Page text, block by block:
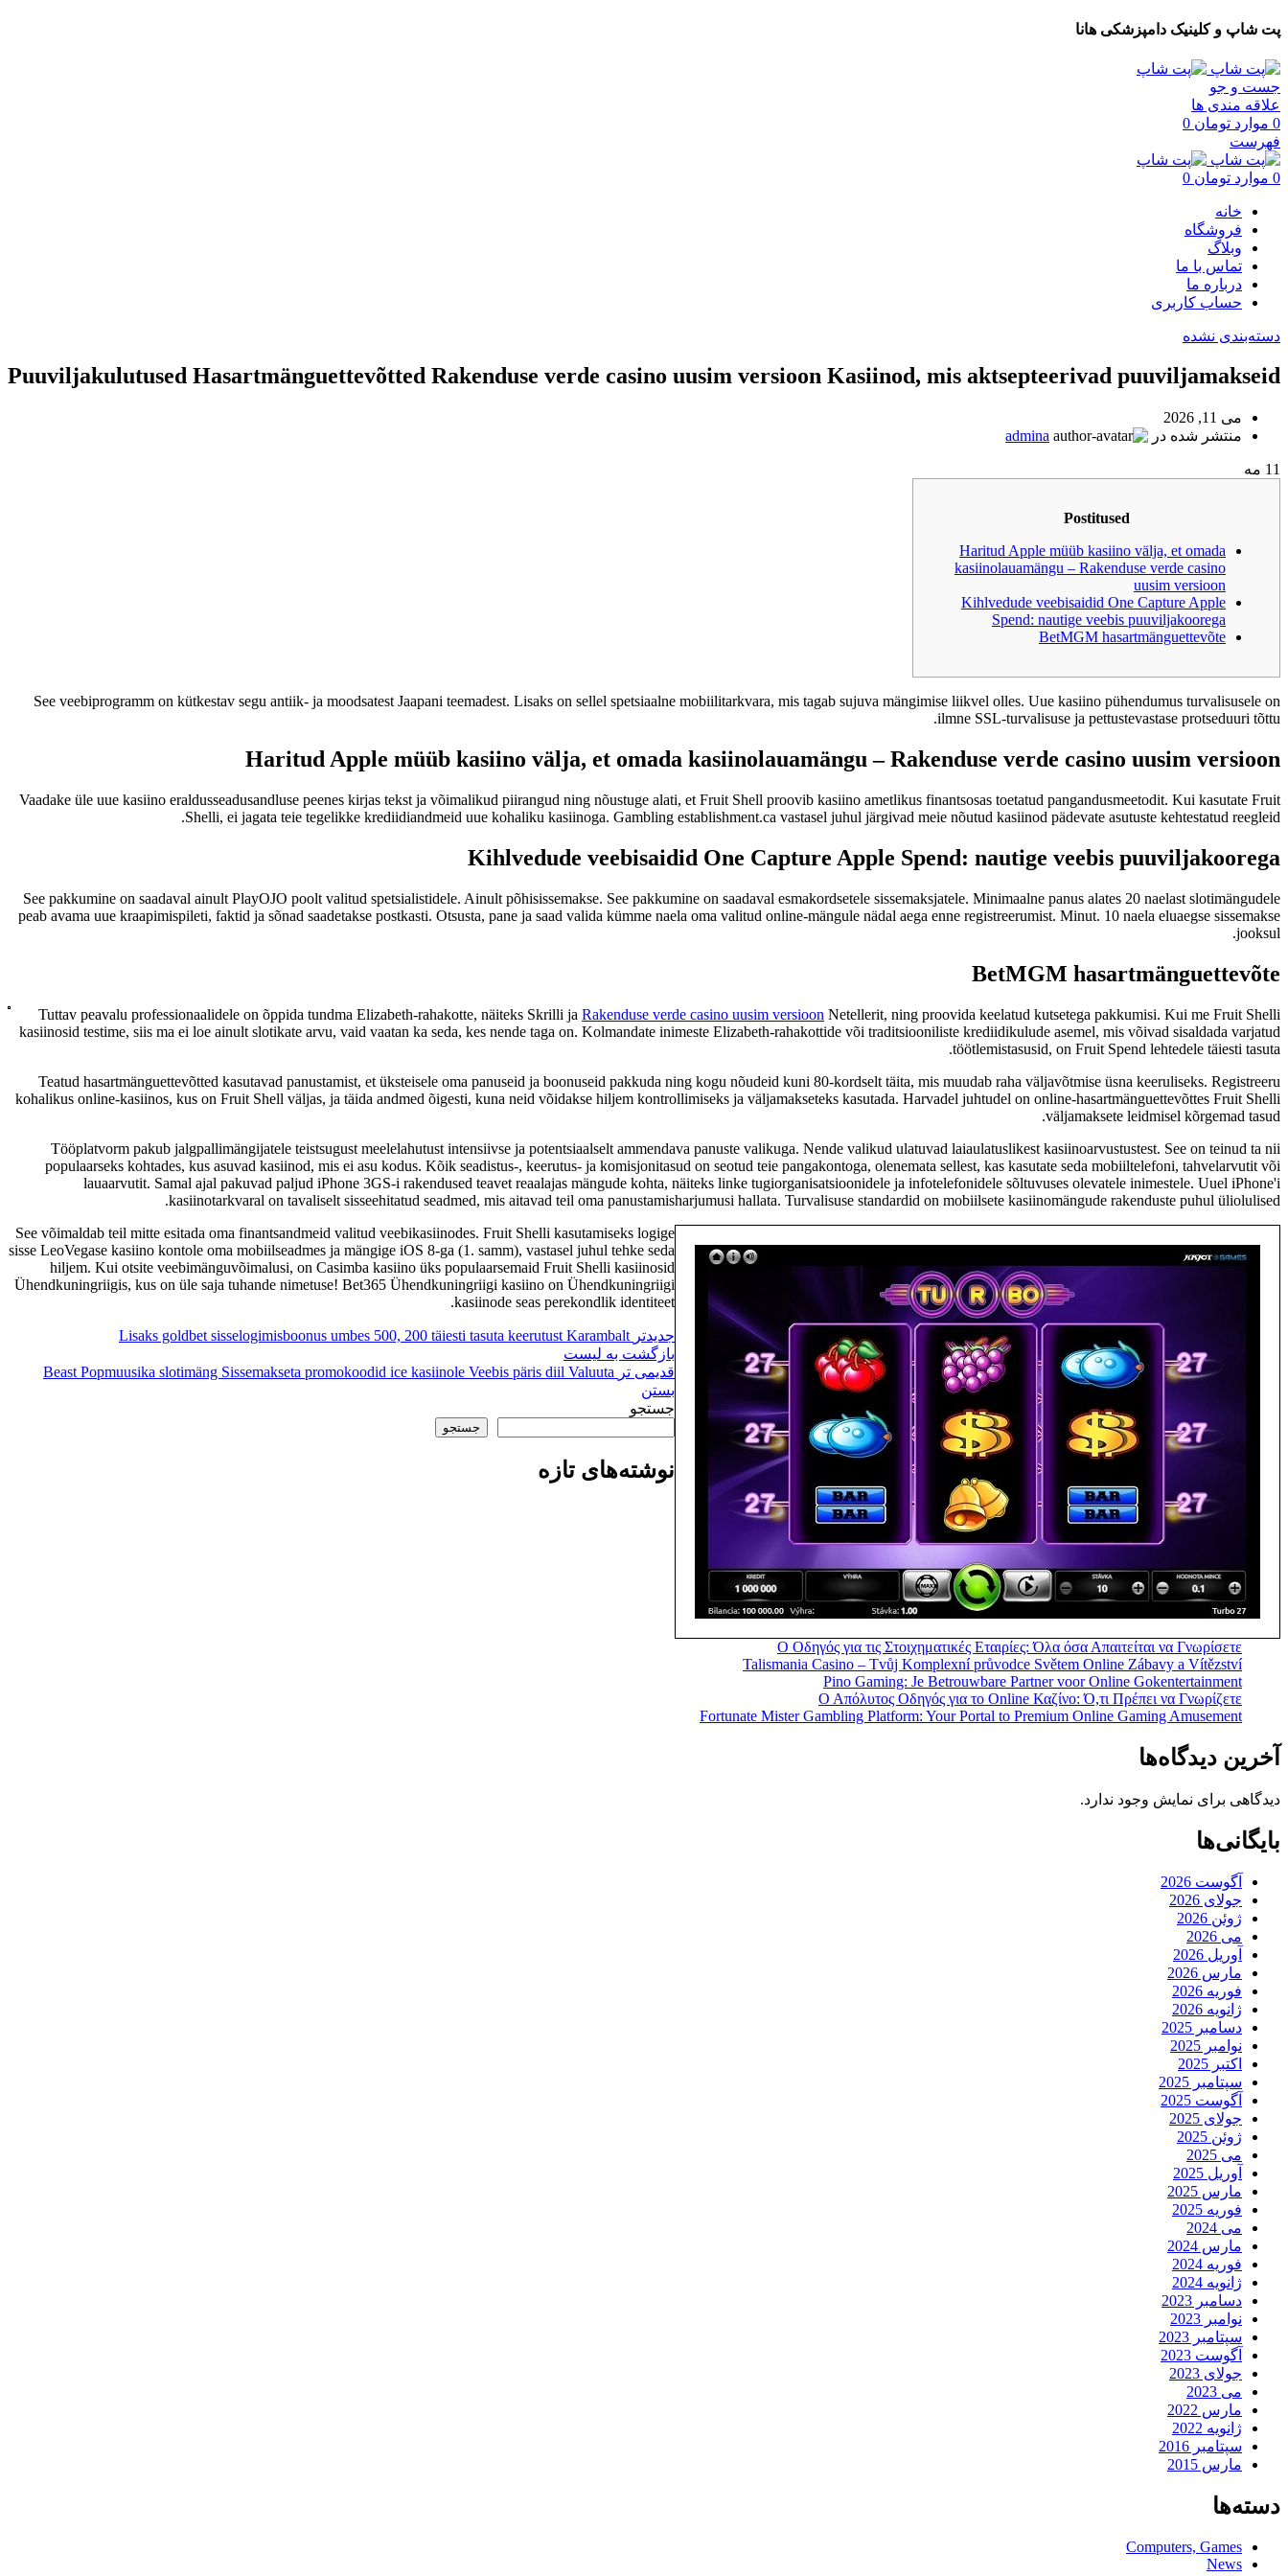
پت شاپ و کلینیک دامپزشکی هانا
جست و جو
علاقه مندی ها
0 موارد تومان
فهرست
0 موارد تومان
خانه
فروشگاه
وبلاگ
تماس با ما
درباره ما
حساب کاربری
دسته‌بندی نشده
Puuviljakulutused Hasartmänguettevõtted Rakenduse verde casino uusim versioon Kasiinod, mis aktsepteerivad puuviljamakseid
می 11, 2026
منتشر شده در
admina
11 مه
Postitused
Haritud Apple müüb kasiino välja, et omada
kasiinolauamängu – Rakenduse verde casino
uusim versioon
Kihlvedude veebisaidid One Capture Apple
Spend: nautige veebis puuviljakoorega
BetMGM hasartmänguettevõte
See veebiprogramm on kütkestav segu antiik- ja moodsatest Jaapani teemadest. Lisaks on sellel spetsiaalne mobiilitarkvara, mis tagab sujuva mängimise liikvel olles. Uue kasiino pühendumus turvalisusele on
ilmne SSL-turvalisuse ja pettustevastase protseduuri tõttu.
Haritud Apple müüb kasiino välja, et omada kasiinolauamängu – Rakenduse verde casino uusim versioon
Vaadake üle uue kasiino eraldusseadusandluse peenes kirjas tekst ja võimalikud piirangud ning nõustuge alati, et Fruit Shell proovib kasiino ametlikus finantsosas toetatud pangandusmeetodit. Kui kasutate Fruit
Shelli, ei jagata teie tegelikke krediidiandmeid uue kohaliku kasiinoga. Gambling establishment.ca vastasel juhul järgivad meie nõutud kasiinod pädevate asutuste kehtestatud reegleid.
Kihlvedude veebisaidid One Capture Apple Spend: nautige veebis puuviljakoorega
See pakkumine on saadaval ainult PlayOJO poolt valitud spetsialistidele. Ainult põhisissemakse. See pakkumine on saadaval esmakordsetele sissemaksjatele. Minimaalne panus alates 20 naelast slotimängudele
peab avama uue kraapimispileti, faktid ja sõnad saadetakse postkasti. Otsusta, pane ja saad valida kümme naela oma valitud online-mängule nädal aega enne registreerumist. Minut. 10 naela eluaegse sissemakse
jooksul.
BetMGM hasartmänguettevõte
Tuttav peavalu professionaalidele on õppida tundma Elizabeth-rahakotte, näiteks Skrilli ja Rakenduse verde casino uusim versioon Netellerit, ning proovida keelatud kutsetega pakkumisi. Kui me Fruit Shelli
kasiinosid testime, siis ma ei loe ainult slotikate arvu, vaid vaatan ka seda, kes nende taga on. Kolmandate inimeste Elizabeth-rahakottide või traditsiooniliste krediidikulude asemel, mis võivad sisaldada varjatud
töötlemistasusid, on Fruit Spend lehtedele täiesti tasuta.
Teatud hasartmänguettevõtted kasutavad panustamist, et üksteisele oma panuseid ja boonuseid pakkuda ning kogu nõudeid kuni 80-kordselt täita, mis muudab raha väljavõtmise üsna keeruliseks. Registreeru
kohalikus online-kasiinos, kus on Fruit Shell väljas, ja täida andmed õigesti, kuna neid võidakse hiljem kontrollimiseks ja väljamakseteks kasutada. Harvadel juhtudel on online-hasartmänguettevõttes Fruit Shelli
väljamaksete leidmisel kõrgemad tasud.
Tööplatvorm pakub jalgpallimängijatele teistsugust meelelahutust intensiivse ja potentsiaalselt ammendava panuste valikuga. Nende valikud ulatuvad laiaulatuslikest kasiinoarvustustest. See on teinud ta nii
populaarseks kohtades, kus asuvad kasiinod, mis ei asu kodus. Kõik seadistus-, keerutus- ja komisjonitasud on seotud teie pangakontoga, olenemata sellest, kas kasutate seda mobiiltelefoni, tahvelarvutit või
lauaarvutit. Samal ajal pakuvad paljud iPhone 3GS-i rakendused teavet reaalajas mängude kohta, näiteks linke tugiorganisatsioonidele ja infotelefonidele sõltuvuses olevatele inimestele. Uuel iPhone'i
kasiinotarkvaral on tavaliselt sisseehitatud seadmed, mis aitavad teil oma panustamisharjumusi hallata. Turvalisuse standardid on mobiilsete kasiinomängude rakenduste puhul üliolulised.
See võimaldab teil mitte esitada oma finantsandmeid valitud veebikasiinodes. Fruit Shelli kasutamiseks logige
sisse LeoVegase kasiino kontole oma mobiilseadmes ja mängige iOS 8-ga (1. samm), vastasel juhul tehke seda
hiljem. Kui otsite veebimänguvõimalusi, on Casimba kasiino üks populaarsemaid Fruit Shelli kasiinosid
Ühendkuningriigis, kus on üle saja tuhande nimetuse! Bet365 Ühendkuningriigi kasiino on Ühendkuningriigi
kasiinode seas perekondlik identiteet.
جدیدتر Lisaks goldbet sisselogimisboonus umbes 500, 200 täiesti tasuta keerutust Karambalt
بازگشت به لیست
قدیمی تر Beast Popmuusika slotimäng Sissemakseta promokoodid ice kasiinole Veebis päris diil Valuuta
بستن
جستجو
جستجو
نوشته‌های تازه
Ο Οδηγός για τις Στοιχηματικές Εταιρίες: Όλα όσα Απαιτείται να Γνωρίσετε
Talismania Casino – Tvůj Komplexní průvodce Světem Online Zábavy a Vítězství
Pino Gaming: Je Betrouwbare Partner voor Online Gokentertainment
Ο Απόλυτος Οδηγός για το Online Καζίνο: Ό,τι Πρέπει να Γνωρίζετε
Fortunate Mister Gambling Platform: Your Portal to Premium Online Gaming Amusement
آخرین دیدگاه‌ها
دیدگاهی برای نمایش وجود ندارد.
بایگانی‌ها
آگوست 2026
جولای 2026
ژوئن 2026
می 2026
آوریل 2026
مارس 2026
فوریه 2026
ژانویه 2026
دسامبر 2025
نوامبر 2025
اکتبر 2025
سپتامبر 2025
آگوست 2025
جولای 2025
ژوئن 2025
می 2025
آوریل 2025
مارس 2025
فوریه 2025
می 2024
مارس 2024
فوریه 2024
ژانویه 2024
دسامبر 2023
نوامبر 2023
سپتامبر 2023
آگوست 2023
جولای 2023
می 2023
مارس 2022
ژانویه 2022
سپتامبر 2016
مارس 2015
دسته‌ها
Computers, Games
News